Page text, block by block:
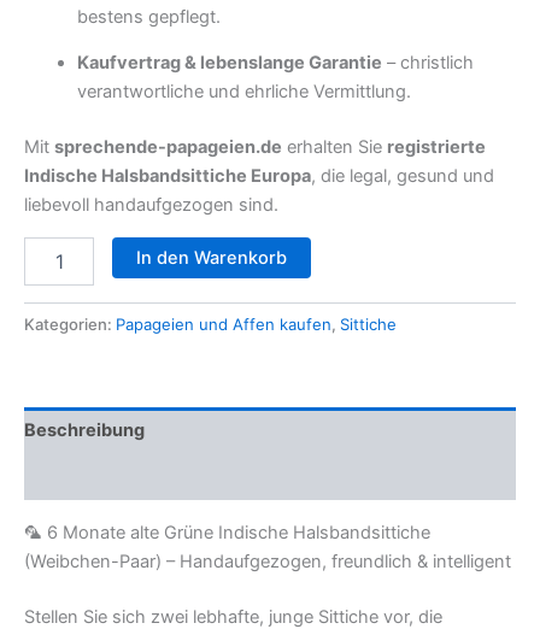
bestens gepflegt.
Kaufvertrag & lebenslange Garantie – christlich
verantwortliche und ehrliche Vermittlung.
Mit sprechende-papageien.de erhalten Sie registrierte
Indische Halsbandsittiche Europa, die legal, gesund und
liebevoll handaufgezogen sind.
alte
(Weibchen-
Paar)
In den Warenkorb
Kategorien: Papageien und Affen kaufen, Sittiche
Beschreibung
🦜 6 Monate alte Grüne Indische Halsbandsittiche
(Weibchen-Paar) – Handaufgezogen, freundlich & intelligent
Stellen Sie sich zwei lebhafte, junge Sittiche vor, die